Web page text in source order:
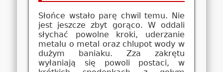
Słońce wstało parę chwil temu. Nie
jest jeszcze zbyt gorąco. W oddali
słychać powolne kroki, uderzanie
metalu o metal oraz chlupot wody w
dużym baniaku. Zza zakrętu
wyłaniają się powoli postaci, w